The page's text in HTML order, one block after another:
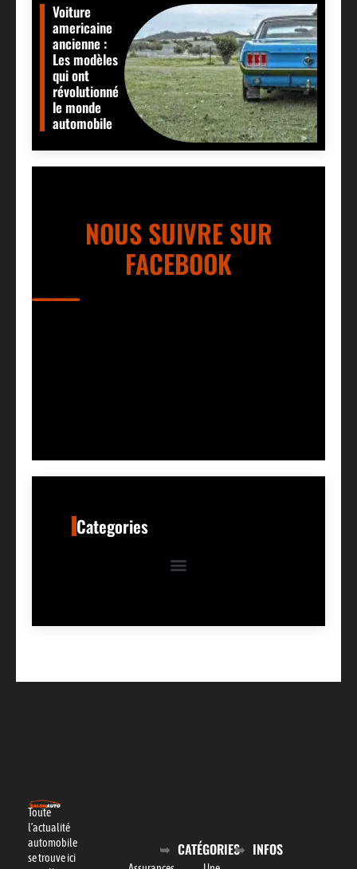
Voiture
americaine
ancienne :
Les modèles
qui ont
révolutionné
le monde
automobile
NOUS SUIVRE SUR
FACEBOOK
Categories
Toute
l’actualité
automobile
se trouve ici
CATÉGORIES INFOS